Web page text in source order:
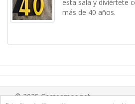
esta sala y diviértete
más de 40 años.
© 2025 Chateamos.net